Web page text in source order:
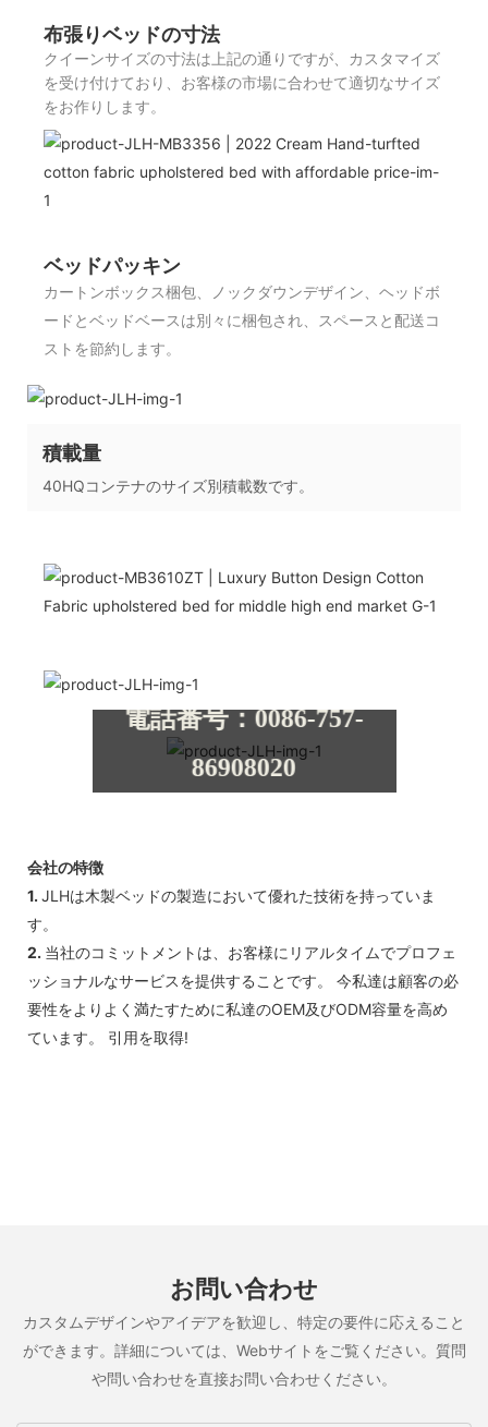
布張りベッドの寸法
クイーンサイズの寸法は上記の通りですが、カスタマイズ
を受け付けており、お客様の市場に合わせて適切なサイズ
をお作りします。
ベッドパッキン
カートンボックス梱包、ノックダウンデザイン、ヘッドボ
ードとベッドベースは別々に梱包され、スペースと配送コ
ストを節約します。
積載量
40HQコンテナのサイズ別積載数です。
FACTORY PRICE
メール：
電話番号：0086-757-
86908020
無料のデザインサービ
スへようこそ。
会社の特徴
1. JLHは木製ベッドの製造において優れた技術を持っていま
す。
2. 当社のコミットメントは、お客様にリアルタイムでプロフェ
ッショナルなサービスを提供することです。 今私達は顧客の必
要性をよりよく満たすために私達のOEM及びODM容量を高め
ています。 引用を取得!
お問い合わせ
カスタムデザインやアイデアを歓迎し、特定の要件に応えること
ができます。詳細については、Webサイトをご覧ください。質問
や問い合わせを直接お問い合わせください。